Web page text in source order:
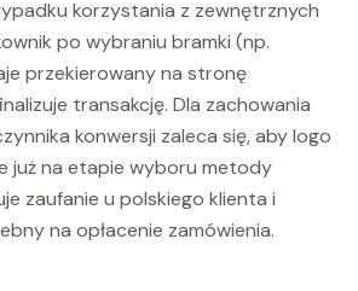
korzystania z zewnętrznych
po wybraniu bramki (np.
przekierowany na stronę
transakcję. Dla zachowania
konwersji zaleca się, aby logo
już na etapie wyboru metody
zaufanie u polskiego klienta i
na opłacenie zamówienia.